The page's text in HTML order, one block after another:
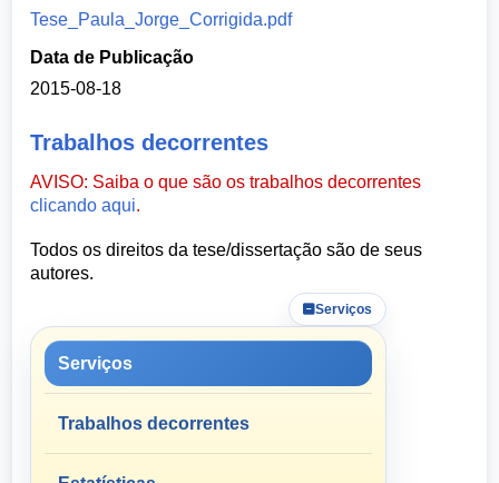
Tese_Paula_Jorge_Corrigida.pdf
Data de Publicação
2015-08-18
Trabalhos decorrentes
AVISO: Saiba o que são os trabalhos decorrentes
clicando aqui.
Todos os direitos da tese/dissertação são de seus
autores.
Serviços
Serviços
Trabalhos decorrentes